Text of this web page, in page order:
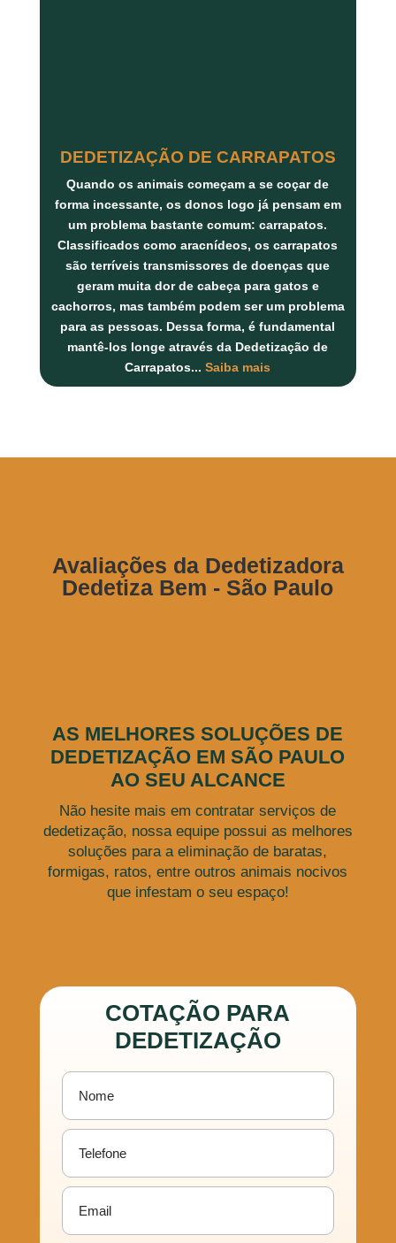
DEDETIZAÇÃO DE CARRAPATOS
Quando os animais começam a se coçar de
forma incessante, os donos logo já pensam em
um problema bastante comum: carrapatos.
Classificados como aracnídeos, os carrapatos
são terríveis transmissores de doenças que
geram muita dor de cabeça para gatos e
cachorros, mas também podem ser um problema
para as pessoas. Dessa forma, é fundamental
mantê-los longe através da Dedetização de
Carrapatos...Saiba mais
Avaliações da Dedetizadora
Dedetiza Bem - São Paulo
AS MELHORES SOLUÇÕES DE
DEDETIZAÇÃO EM SÃO PAULO
AO SEU ALCANCE
Não hesite mais em contratar serviços de
dedetização, nossa equipe possui as melhores
soluções para a eliminação de baratas,
formigas, ratos, entre outros animais nocivos
que infestam o seu espaço!
COTAÇÃO PARA
DEDETIZAÇÃO